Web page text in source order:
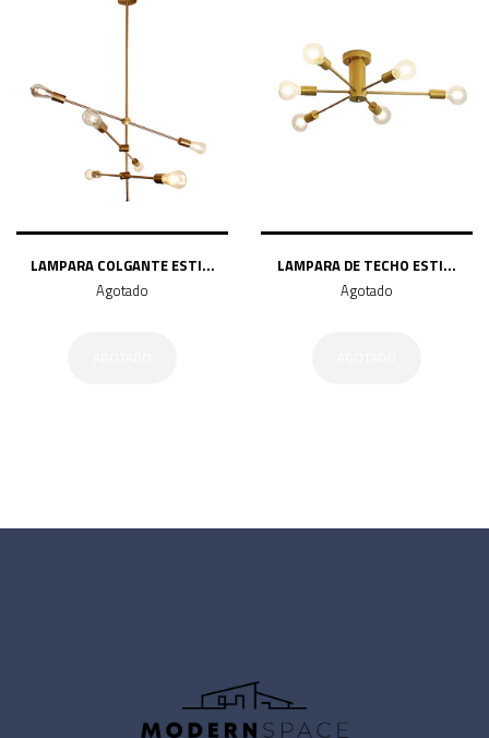
LAMPARA COLGANTE ESTI...
Agotado
LAMPARA DE TECHO ESTI...
Agotado